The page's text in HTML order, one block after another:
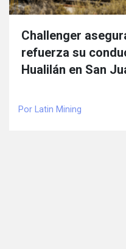
Challenger
refuerza su
Hualilán en San
Por Latin Mining